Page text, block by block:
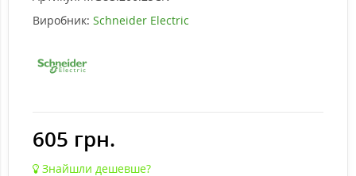
Виробник: Schneider Electric
605 грн.
Знайшли дешевше?